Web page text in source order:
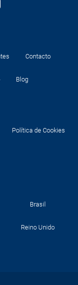
Contacto
Blog
Política de Cookies
Brasil
Reino Unido